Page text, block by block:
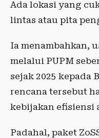
Ada lokasi yang
lintas atau pita
Ia menambahkan,
melalui PUPM
sejak 2025 kepada
rencana tersebut
kebijakan efisiensi
Padahal, paket